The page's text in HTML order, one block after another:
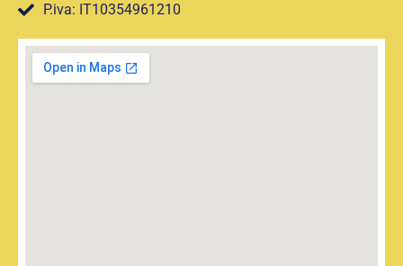
P.iva: IT10354961210